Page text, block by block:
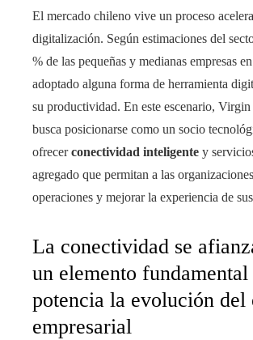
El mercado chileno vive un proceso
digitalización. Según estimaciones del
% de las pequeñas y medianas empresas
adoptado alguna forma de herramienta
su productividad. En este escenario,
busca posicionarse como un socio
ofrecerconectividad inteligente y
agregado que permitan a las
operaciones y mejorar la experiencia de
La conectividad se
un elemento fundamental
potencia la evolución del
empresarial